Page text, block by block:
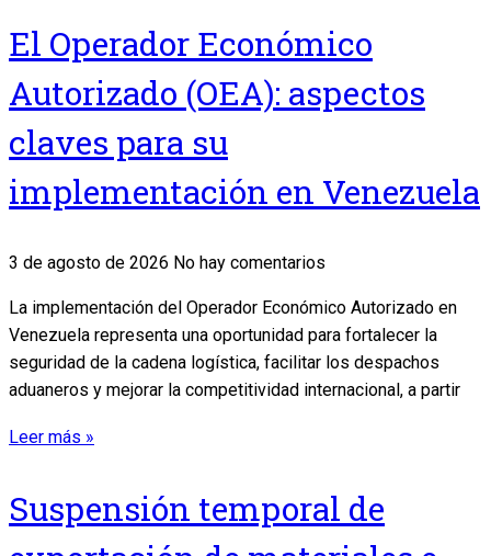
El Operador Económico
Autorizado (OEA): aspectos
claves para su
implementación en Venezuela
3 de agosto de 2026 No hay comentarios
La implementación del Operador Económico Autorizado en
Venezuela representa una oportunidad para fortalecer la
seguridad de la cadena logística, facilitar los despachos
aduaneros y mejorar la competitividad internacional, a partir
Leer más »
Suspensión temporal de